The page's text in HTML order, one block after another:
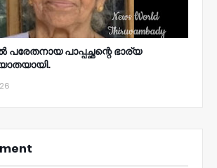
പരേതനായ പാപ്പച്ഛന്റെ ഭാര്യ